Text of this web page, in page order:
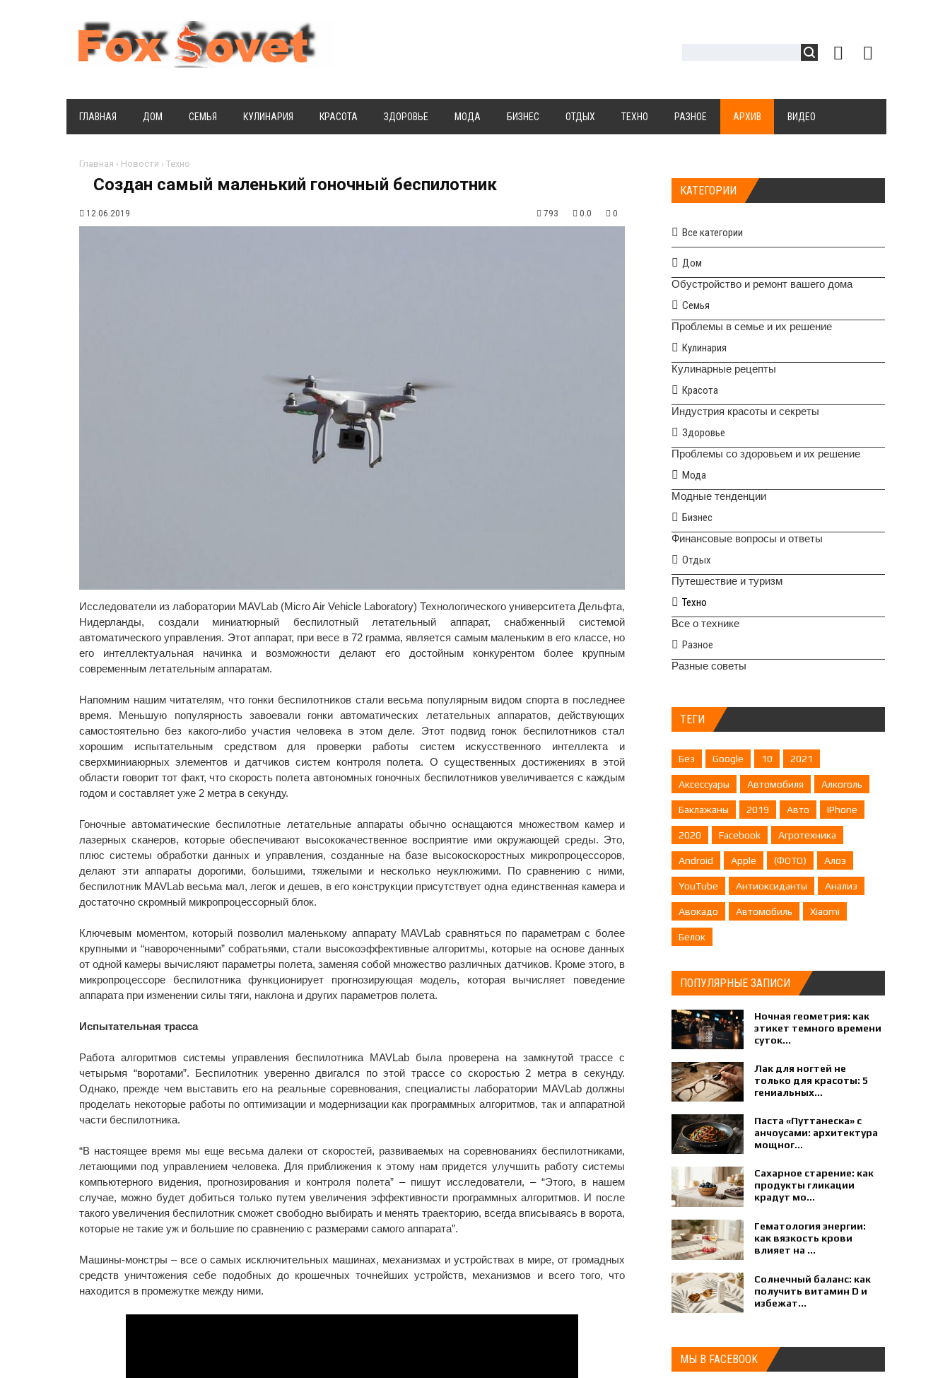
ГЛАВНАЯ ДОМ СЕМЬЯ КУЛИНАРИЯ КРАСОТА ЗДОРОВЬЕ МОДА БИЗНЕС ОТДЫХ ТЕХНО РАЗНОЕ АРХИВ ВИДЕО
Главная › Новости › Техно
Создан самый маленький гоночный беспилотник
12.06.2019 793 0.0 0
Исследователи из лаборатории MAVLab (Micro Air Vehicle Laboratory) Технологического университета Дельфта,
Нидерланды, создали миниатюрный беспилотный летательный аппарат, снабженный системой
автоматического управления. Этот аппарат, при весе в 72 грамма, является самым маленьким в его классе, но
его интеллектуальная начинка и возможности делают его достойным конкурентом более крупным
современным летательным аппаратам.
Напомним нашим читателям, что гонки беспилотников стали весьма популярным видом спорта в последнее
время. Меньшую популярность завоевали гонки автоматических летательных аппаратов, действующих
самостоятельно без какого-либо участия человека в этом деле. Этот подвид гонок беспилотников стал
хорошим испытательным средством для проверки работы систем искусственного интеллекта и
сверхминиаюрных элементов и датчиков систем контроля полета. О существенных достижениях в этой
области говорит тот факт, что скорость полета автономных гоночных беспилотников увеличивается с каждым
годом и составляет уже 2 метра в секунду.
Гоночные автоматические беспилотные летательные аппараты обычно оснащаются множеством камер и
лазерных сканеров, которые обеспечивают высококачественное восприятие ими окружающей среды. Это,
плюс системы обработки данных и управления, созданные на базе высокоскоростных микропроцессоров,
делают эти аппараты дорогими, большими, тяжелыми и несколько неуклюжими. По сравнению с ними,
беспилотник MAVLab весьма мал, легок и дешев, в его конструкции присутствует одна единственная камера и
достаточно скромный микропроцессорный блок.
Ключевым моментом, который позволил маленькому аппарату MAVLab сравняться по параметрам с более
крупными и “навороченными” собратьями, стали высокоэффективные алгоритмы, которые на основе данных
от одной камеры вычисляют параметры полета, заменяя собой множество различных датчиков. Кроме этого, в
микропроцессоре беспилотника функционирует прогнозирующая модель, которая вычисляет поведение
аппарата при изменении силы тяги, наклона и других параметров полета.
Испытательная трасса
Работа алгоритмов системы управления беспилотника MAVLab была проверена на замкнутой трассе с
четырьмя “воротами”. Беспилотник уверенно двигался по этой трассе со скоростью 2 метра в секунду.
Однако, прежде чем выставить его на реальные соревнования, специалисты лаборатории MAVLab должны
проделать некоторые работы по оптимизации и модернизации как программных алгоритмов, так и аппаратной
части беспилотника.
“В настоящее время мы еще весьма далеки от скоростей, развиваемых на соревнованиях беспилотниками,
летающими под управлением человека. Для приближения к этому нам придется улучшить работу системы
компьютерного видения, прогнозирования и контроля полета” – пишут исследователи, – “Этого, в нашем
случае, можно будет добиться только путем увеличения эффективности программных алгоритмов. И после
такого увеличения беспилотник сможет свободно выбирать и менять траекторию, всегда вписываясь в ворота,
которые не такие уж и большие по сравнению с размерами самого аппарата”.
Машины-монстры – все о самых исключительных машинах, механизмах и устройствах в мире, от громадных
средств уничтожения себе подобных до крошечных точнейших устройств, механизмов и всего того, что
находится в промежутке между ними.
КАТЕГОРИИ
Все категории
Дом
Обустройство и ремонт вашего дома
Семья
Проблемы в семье и их решение
Кулинария
Кулинарные рецепты
Красота
Индустрия красоты и секреты
Здоровье
Проблемы со здоровьем и их решение
Мода
Модные тенденции
Бизнес
Финансовые вопросы и ответы
Отдых
Путешествие и туризм
Техно
Все о технике
Разное
Разные советы
ТЕГИ
Без Google 10 2021
Аксессуары Автомобиля Алкоголь
Баклажаны 2019 Авто IPhone
2020 Facebook Агротехника
Android Apple (ФОТО) Алоэ
YouTube Антиоксиданты Анализ
Авокадо Автомобиль Xiaomi
Белок
ПОПУЛЯРНЫЕ ЗАПИСИ
Ночная геометрия: как
этикет темного времени
суток...
Лак для ногтей не
только для красоты: 5
гениальных...
Паста «Путтанеска» с
анчоусами: архитектура
мощног...
Сахарное старение: как
продукты гликации
крадут мо...
Гематология энергии:
как вязкость крови
влияет на ...
Солнечный баланс: как
получить витамин D и
избежат...
МЫ В FACEBOOK